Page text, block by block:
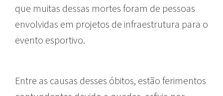
que muitas dessas mortes foram de pessoas
envolvidas em projetos de infraestrutura para o
evento esportivo.
Entre as causas desses óbitos, estão ferimentos